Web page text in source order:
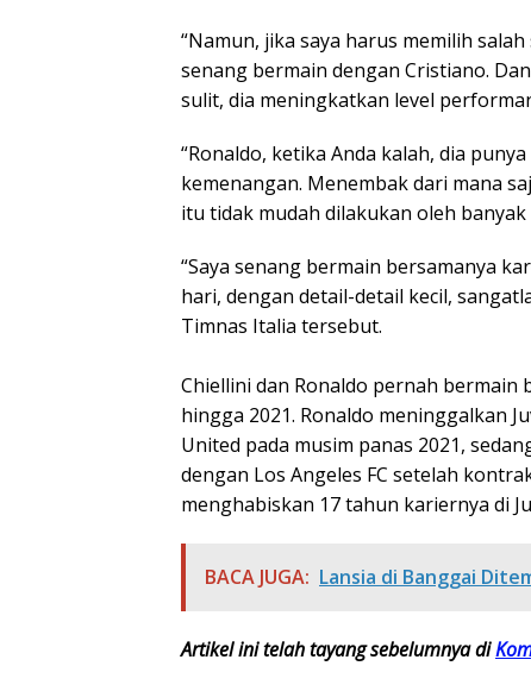
“Namun, jika saya harus memilih
senang bermain dengan Cristiano.
sulit, dia meningkatkan level
“Ronaldo, ketika Anda kalah, dia
kemenangan. Menembak dari mana
itu tidak mudah dilakukan oleh banyak
“Saya senang bermain bersamanya
hari, dengan detail-detail kecil,
Timnas Italia tersebut.
Chiellini dan Ronaldo pernah bermain
hingga 2021. Ronaldo meninggalkan
United pada musim panas 2021,
dengan Los Angeles FC setelah
menghabiskan 17 tahun kariernya di
BACA JUGA: Lansia di Banggai
Artikel ini telah tayang sebelumnya di